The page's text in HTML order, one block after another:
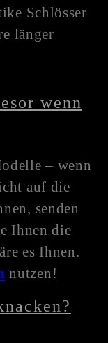
Schlösser
länger
wenn
– wenn
auf die
senden
Ihnen die
es Ihnen.
nutzen!